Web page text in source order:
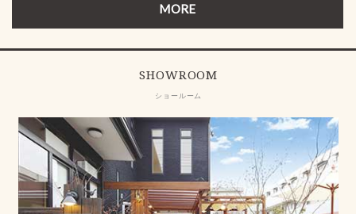
MORE
SHOWROOM
ショールーム